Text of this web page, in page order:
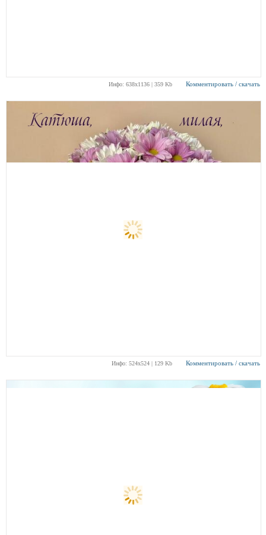
Инфо: 638х1136 | 359 Kb Комментировать / скачать
Инфо: 524х524 | 129 Kb Комментировать / скачать